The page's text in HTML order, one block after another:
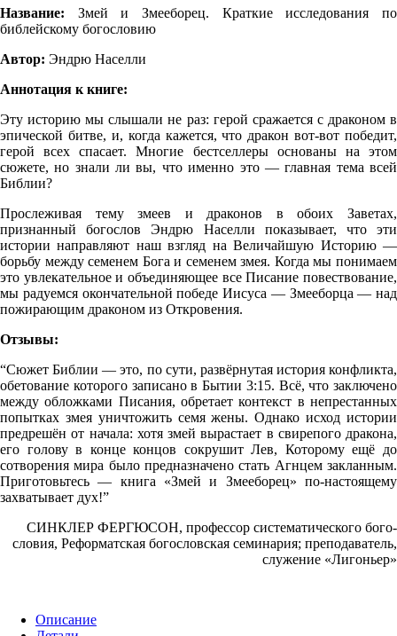
Название: Змей и Змееборец. Краткие исследования по
библейскому богословию
Автор: Эндрю Населли
Аннотация к книге:
Эту историю мы слышали не раз: герой сражается с драконом в
эпической битве, и, когда кажется, что дракон вот-вот победит,
герой всех спасает. Многие бестселлеры основаны на этом
сюжете, но знали ли вы, что именно это — главная тема всей
Библии?
Прослеживая тему змеев и драконов в обоих Заветах,
признанный бого­слов Эндрю Населли показывает, что эти
истории направляют наш взгляд на Величайшую Историю —
борьбу между семенем Бога и семенем змея. Когда мы понимаем
это увлекательное и объединяющее все Писание пове­ствование,
мы радуемся окончательной победе Иисуса — Змееборца — над
пожирающим драконом из Откровения.
Отзывы:
“Сюжет Библии — это, по сути, развёрнутая история конфликта,
обетование которого записано в Бытии 3:15. Всё, что заключено
между обложками Писа­ния, обретает контекст в непрестанных
попытках змея уничтожить семя жены. Однако исход истории
предрешён от начала: хотя змей вырастает в свирепого дракона,
его голову в конце концов сокрушит Лев, Которому ещё до
сотво­рения мира было предназначено стать Агнцем закланным.
Приготовьтесь — книга «Змей и Змееборец» по-настоящему
захватывает дух!”
СИНКЛЕР ФЕРГЮСОН, профессор систематического бого­
словия, Реформатская богословская семинария; преподаватель,
служение «Лигоньер»
Описание